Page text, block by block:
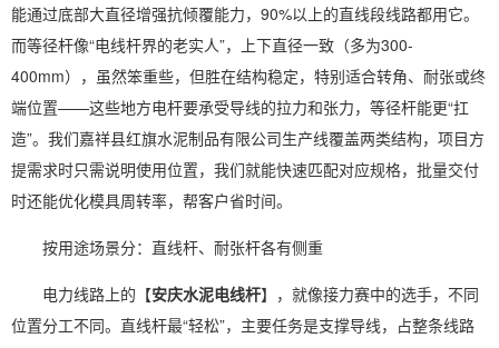
能通过底部大直径增强抗倾覆能力，90%以上的直线段线路都用它。
而等径杆像“电线杆界的老实人”，上下直径一致（多为300-
400mm），虽然笨重些，但胜在结构稳定，特别适合转角、耐张或终
端位置——这些地方电杆要承受导线的拉力和张力，等径杆能更“扛
造”。我们嘉祥县红旗水泥制品有限公司生产线覆盖两类结构，项目方
提需求时只需说明使用位置，我们就能快速匹配对应规格，批量交付
时还能优化模具周转率，帮客户省时间。
按用途场景分：直线杆、耐张杆各有侧重
电力线路上的【安庆水泥电线杆】，就像接力赛中的选手，不同
位置分工不同。直线杆最“轻松”，主要任务是支撑导线，占整条线路